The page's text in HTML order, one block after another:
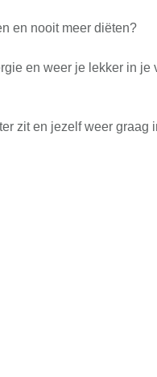
en nooit meer diëten?
en weer je lekker in je
zit en jezelf weer graag